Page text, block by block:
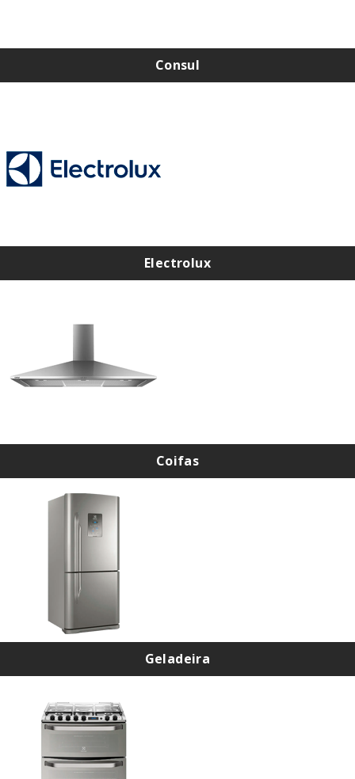
Consul
Assistência Técnica Consul na Zona Oeste
Electrolux
Assistência Técnica Electrolux na Zona Leste
Coifas
Instalação de Coifa Cadence
Geladeira
Assistência Técnica de Geladeira na Zona Norte
Assistência Técnica de Geladeira em Santana
Assistência Técnica de Geladeira na Zona sul